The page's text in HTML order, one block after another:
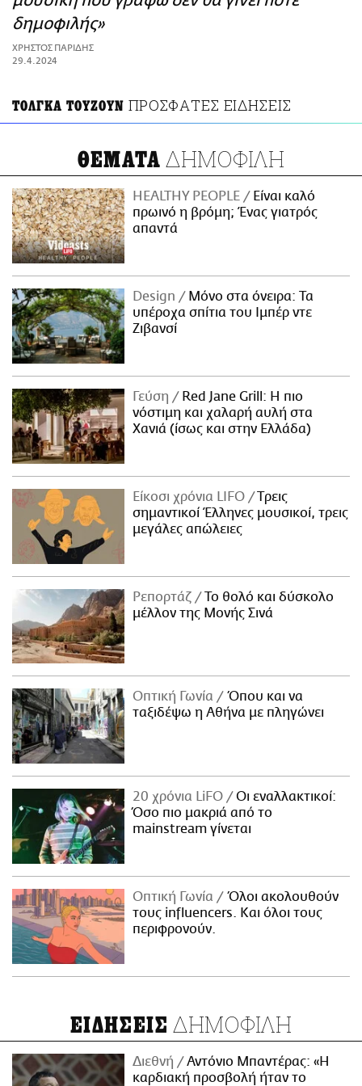
ΑΜΠΑ
PRINT
δημοφιλής»
ΧΡΗΣΤΟΣ ΠΑΡΙΔΗΣ
29.4.2024
ΤΟΛΓΚΑ ΤΟΥΖΟΥΝ ΠΡΟΣΦΑΤΕΣ ΕΙΔΗΣΕΙΣ
ΘΕΜΑΤΑ ΔΗΜΟΦΙΛΗ
HEALTHY PEOPLE
Είναι καλό
πρωινό η βρόμη; Ένας γιατρός
απαντά
Design
Μόνο στα όνειρα: Τα
υπέροχα σπίτια του Ιμπέρ ντε
Ζιβανσί
Γεύση
Red Jane Grill: Η πιο
νόστιμη και χαλαρή αυλή στα
Χανιά (ίσως και στην Ελλάδα)
Είκοσι χρόνια LIFO
Tρεις
σημαντικοί Έλληνες μουσικοί, τρεις
μεγάλες απώλειες
Ρεπορτάζ
Το θολό και δύσκολο
μέλλον της Μονής Σινά
Οπτική Γωνία
Όπου και να
ταξιδέψω η Αθήνα με πληγώνει
20 χρόνια LiFO
Οι εναλλακτικοί:
Όσο πιο μακριά από το
mainstream γίνεται
Οπτική Γωνία
Όλοι ακολουθούν
τους influencers. Και όλοι τους
περιφρονούν.
ΕΙΔΗΣΕΙΣ ΔΗΜΟΦΙΛΗ
Διεθνή
Αντόνιο Μπαντέρας: «Η
καρδιακή προσβολή ήταν το